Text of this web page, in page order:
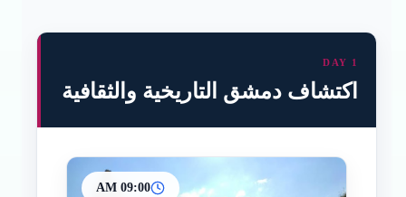
DAY 1
اكتشاف دمشق التاريخية والثقافية
09:00 AM